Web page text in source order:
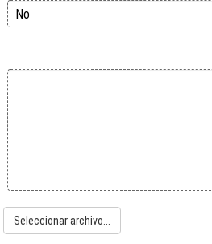
Seleccionar archivo...